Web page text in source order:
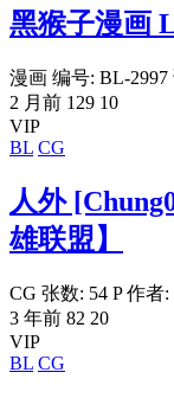
黑猴子漫画
漫画 编号: BL-
2 月前 129 10
VIP
BL CG
人外
雄联盟】
CG 张数: 54 P 作者
3 年前 82 20
VIP
BL CG